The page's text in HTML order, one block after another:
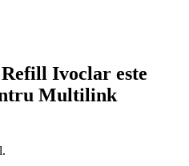
Ivoclar este
Multilink